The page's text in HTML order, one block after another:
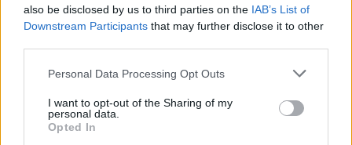
also be disclosed by us to third parties on the IAB’s List of
Downstream Participants that may further disclose it to other
Personal Data Processing Opt Outs
I want to opt-out of the Sharing of my
personal data.
Opted In
TAGY Březové Hory kineziologie One Brain
problém